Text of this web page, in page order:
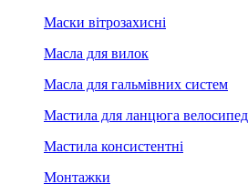
Маски вітрозахисні
Масла для вилок
Масла для гальмівних систем
Мастила для ланцюга
Мастила консистентні
Монтажки